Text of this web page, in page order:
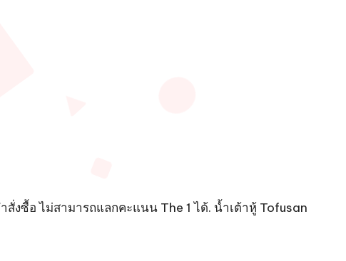
ซื้อ ไม่สามารถแลกคะแนน The 1 ได้. น้ำเต้าหู้ Tofusan